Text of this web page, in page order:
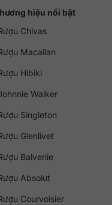
hiệu nổi bật
Chivas
Macallan
Hibiki
Walker
Singleton
Glenlivet
Balvenie
Absolut
Courvoisier